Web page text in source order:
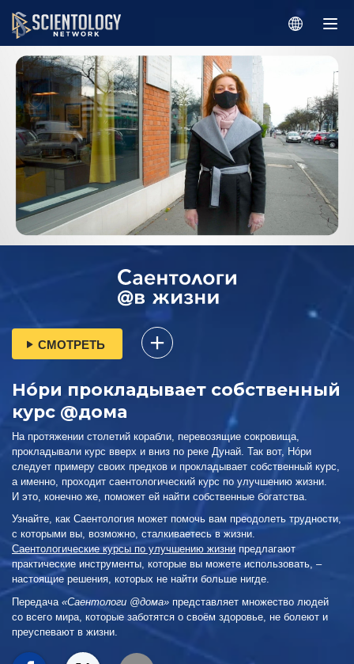
СМОТРЕТЬ
Нóри прокладывает собственный
курс @дома
На протяжении столетий корабли, перевозящие сокровища,
прокладывали курс вверх и вниз по реке Дунай. Так вот, Нóри
следует примеру своих предков и прокладывает собственный курс,
а именно, проходит саентологический курс по улучшению жизни.
И это, конечно же, поможет ей найти собственные богатства.
Узнайте, как Саентология может помочь вам преодолеть трудности,
с которыми вы, возможно, сталкиваетесь в жизни.
Саентологические курсы по улучшению жизни предлагают
практические инструменты, которые вы можете использовать, –
настоящие решения, которых не найти больше нигде.
Передача «Саентологи @дома» представляет множество людей
со всего мира, которые заботятся о своём здоровье, не болеют и
преуспевают в жизни.